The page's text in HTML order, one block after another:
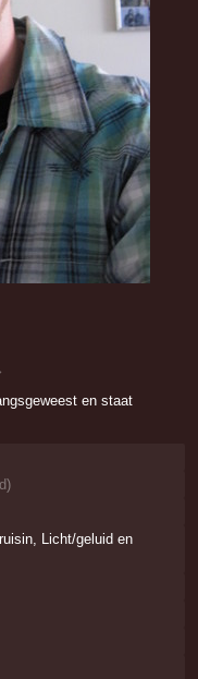
en staat
)
Licht/geluid en